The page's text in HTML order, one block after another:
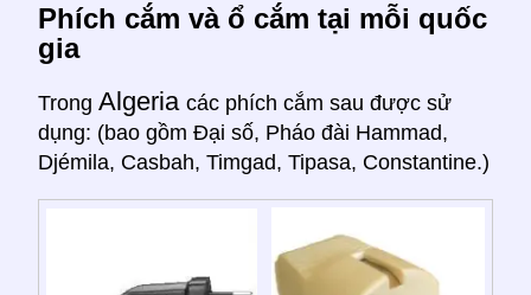
Phích cắm và ổ cắm tại mỗi quốc
gia
Trong Algeria các phích cắm sau được sử
dụng: (bao gồm Đại số, Pháo đài Hammad,
Djémila, Casbah, Timgad, Tipasa, Constantine.)